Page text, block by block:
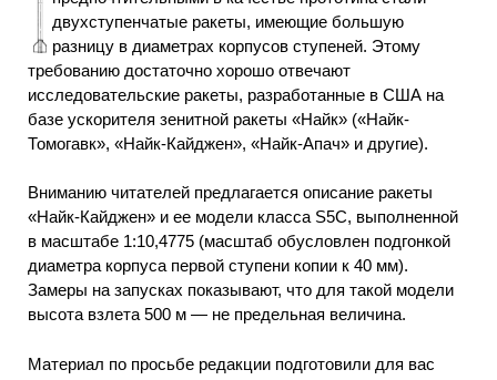
двухступенчатые ракеты, имеющие большую
разницу в диаметрах корпусов ступеней. Этому
требованию достаточно хорошо отвечают
исследовательские ракеты, разработанные в США на
базе ускорителя зенитной ракеты «Найк» («Найк-
Томогавк», «Найк-Кайджен», «Найк-Апач» и другие).
Вниманию читателей предлагается описание ракеты
«Найк-Кайджен» и ее модели класса S5C, выполненной
в масштабе 1:10,4775 (масштаб обусловлен подгонкой
диаметра корпуса первой ступени копии к 40 мм).
Замеры на запусках показывают, что для такой модели
высота взлета 500 м — не предельная величина.
Материал по просьбе редакции подготовили для вас